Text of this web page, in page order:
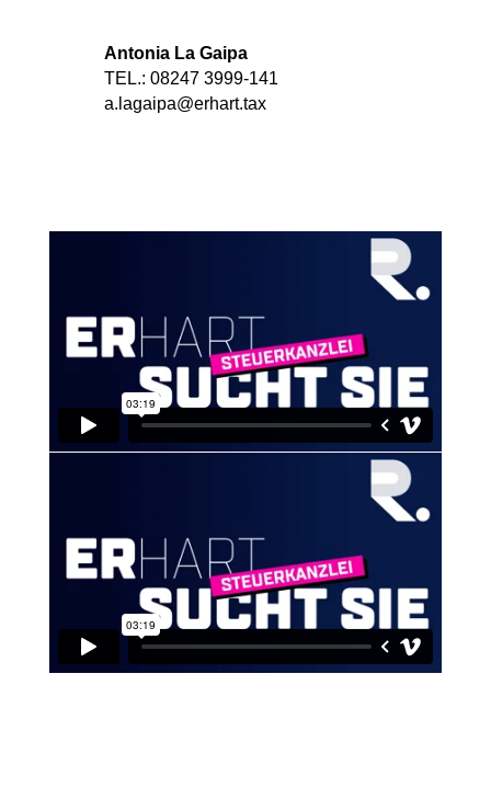
Antonia La Gaipa
TEL.: 08247 3999-141
a.lagaipa@erhart.tax